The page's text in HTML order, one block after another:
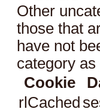
Other
those that
have not
category as
Cookie
rlCached